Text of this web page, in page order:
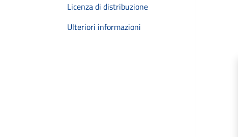
Licenza di distribuzione
Ulteriori informazioni